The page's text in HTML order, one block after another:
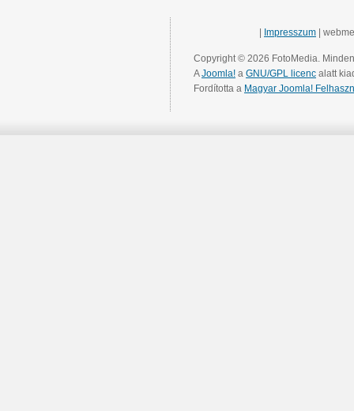
Impresszum |
Copyright © 2026 FotoMedia.
AJoomla! a GNU/GPL licenc alatt
Fordította a Magyar Joomla!